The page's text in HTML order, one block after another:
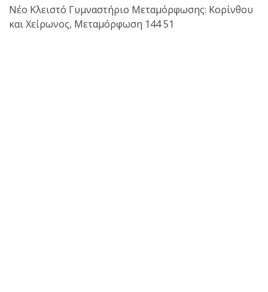
Νέο Κλειστό Γυμναστήριο Μεταμόρφωσης: Κορίνθου
και Χείρωνος, Μεταμόρφωση 144 51